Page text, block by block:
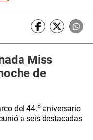
Miss
de
del 44.º aniversario
a seis destacadas